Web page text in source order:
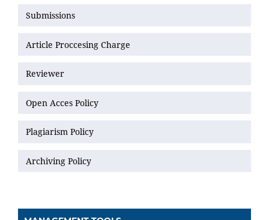
Submissions
Article Proccesing Charge
Reviewer
Open Acces Policy
Plagiarism Policy
Archiving Policy